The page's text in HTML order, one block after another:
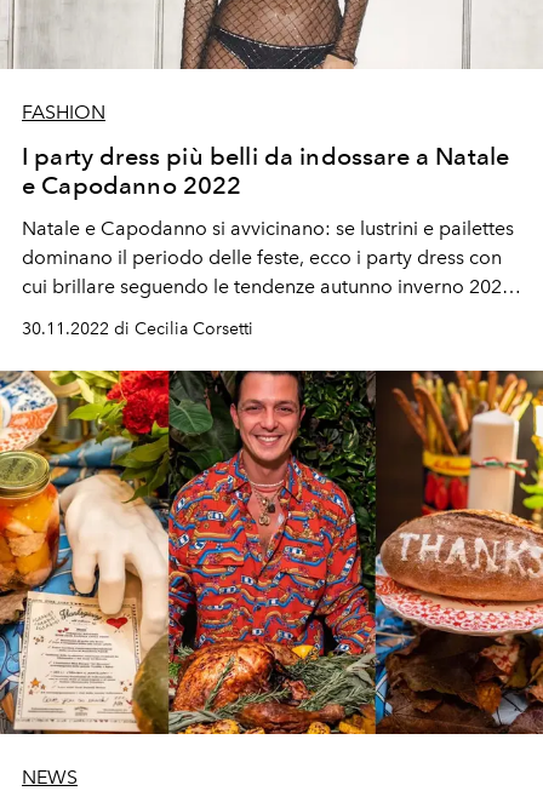
FASHION
I party dress più belli da indossare a Natale
e Capodanno 2022
Natale e Capodanno si avvicinano: se lustrini e pailettes
dominano il periodo delle feste, ecco i party dress con
cui brillare seguendo le tendenze autunno inverno 2022.
Long dress luccicanti, mini skirt e top gioielli, scopri la
30.11.2022 di Cecilia Corsetti
NEWS